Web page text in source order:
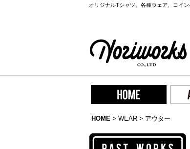
オリジナルTシャツ、各種ウェア、コイ
HOME > WEAR > アウター